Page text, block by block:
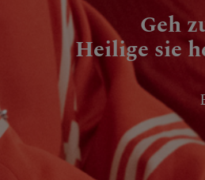
Geh
Heilige sie